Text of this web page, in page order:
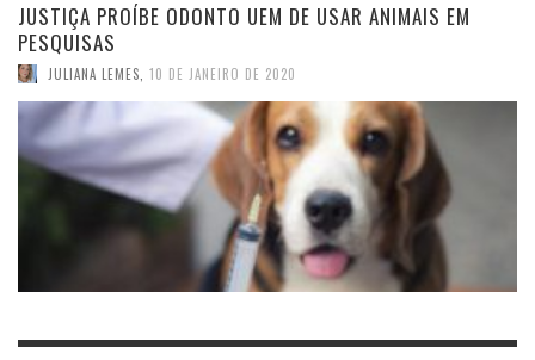
JUSTIÇA PROÍBE ODONTO UEM DE USAR ANIMAIS EM
PESQUISAS
JULIANA LEMES 10 DE JANEIRO DE 2020